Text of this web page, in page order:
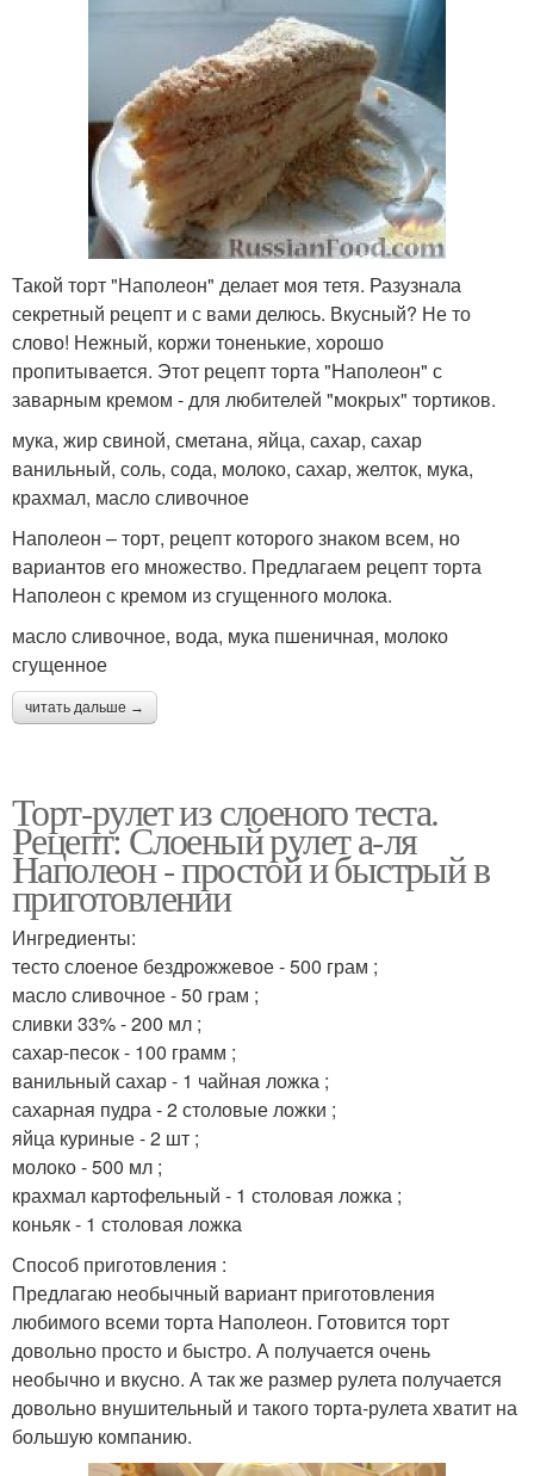
Такой торт "Наполеон" делает моя тетя. Разузнала
секретный рецепт и с вами делюсь. Вкусный? Не то
слово! Нежный, коржи тоненькие, хорошо
пропитывается. Этот рецепт торта "Наполеон" с
заварным кремом - для любителей "мокрых" тортиков.
мука, жир свиной, сметана, яйца, сахар, сахар
ванильный, соль, сода, молоко, сахар, желток, мука,
крахмал, масло сливочное
Наполеон – торт, рецепт которого знаком всем, но
вариантов его множество. Предлагаем рецепт торта
Наполеон с кремом из сгущенного молока.
масло сливочное, вода, мука пшеничная, молоко
сгущенное
читать дальше →
Торт-рулет из слоеного теста.
Рецепт: Слоеный рулет а-ля
Наполеон - простой и быстрый в
приготовлении
Ингредиенты:
тесто слоеное бездрожжевое - 500 грам ;
масло сливочное - 50 грам ;
сливки 33% - 200 мл ;
сахар-песок - 100 грамм ;
ванильный сахар - 1 чайная ложка ;
сахарная пудра - 2 столовые ложки ;
яйца куриные - 2 шт ;
молоко - 500 мл ;
крахмал картофельный - 1 столовая ложка ;
коньяк - 1 столовая ложка
Способ приготовления :
Предлагаю необычный вариант приготовления
любимого всеми торта Наполеон. Готовится торт
довольно просто и быстро. А получается очень
необычно и вкусно. А так же размер рулета получается
довольно внушительный и такого торта-рулета хватит на
большую компанию.